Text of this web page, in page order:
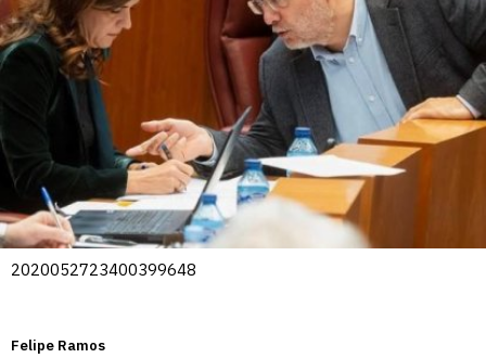
2020052723400399648
Felipe Ramos